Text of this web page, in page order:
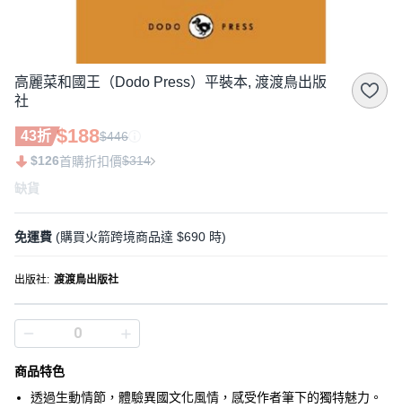
高麗菜和國王（Dodo Press）平裝本, 渡渡鳥出版
社
43折 $188$446
$126首購折扣價$314
缺貨
免運費 (購買火箭跨境商品達 $690 時)
出版社: 渡渡鳥出版社
商品特色
透過生動情節，體驗異國文化風情，感受作者筆下的獨特魅力。